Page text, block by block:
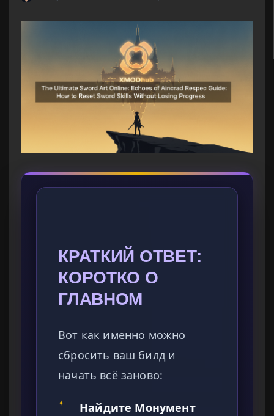
КРАТКИЙ ОТВЕТ:
КОРОТКО О
ГЛАВНОМ
Вот как именно можно
сбросить ваш билд и
начать всё заново:
✦
Найдите Монумент